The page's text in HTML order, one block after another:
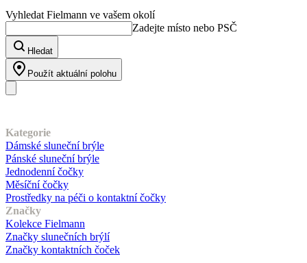
Vyhledat Fielmann ve vašem okolí
Zadejte místo nebo PSČ
Hledat
Použít aktuální polohu
Kategorie
Dámské sluneční brýle
Pánské sluneční brýle
Jednodenní čočky
Měsíční čočky
Prostředky na péči o kontaktní čočky
Značky
Kolekce Fielmann
Značky slunečních brýlí
Značky kontaktních čoček